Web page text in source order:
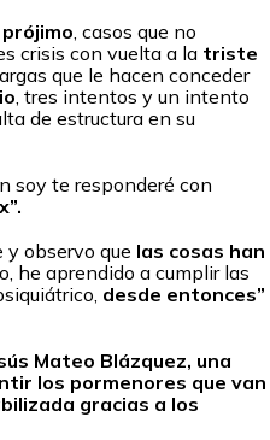
, casos que no
crisis con vuelta a la triste
que le hacen conceder
, tres intentos y un intento
de estructura en su
soy te responderé con
y observo que las cosas han
he aprendido a cumplir las
desde entonces”
Mateo Blázquez, una
los pormenores que van
gracias a los